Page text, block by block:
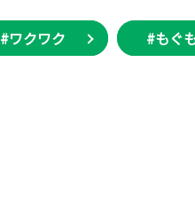
#ワクワク #もぐ